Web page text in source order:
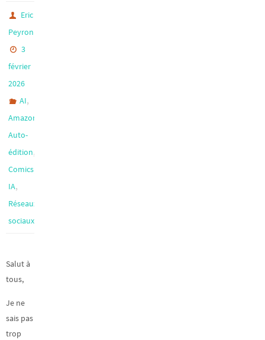
Eric
Peyron
3
février
2026
AI,
Amazon
Auto-
édition,
Comics
IA,
Réseaux
sociaux
Salut à
tous,
Je ne
sais pas
trop